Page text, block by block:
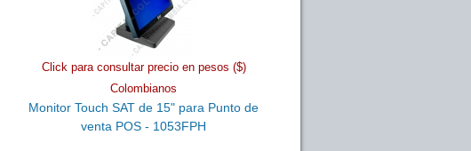
Click para consultar precio en pesos ($)
Colombianos
Monitor Touch SAT de 15" para Punto de
venta POS - 1053FPH